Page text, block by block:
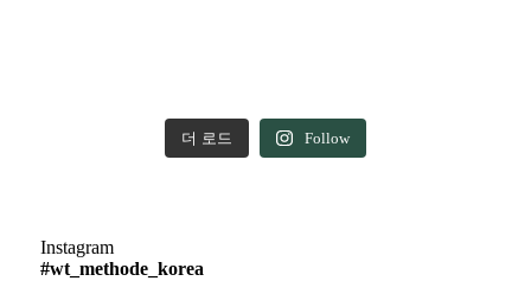
더 로드 Follow
Instagram
#wt_methode_korea